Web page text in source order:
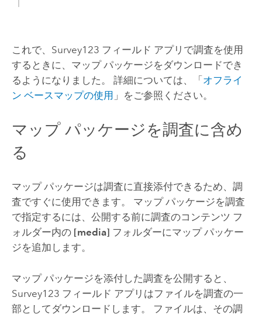
これで、 Survey123 フィールド アプリで調査を使用
するときに、マップ パッケージをダウンロードでき
るようになりました。 詳細については、「オフライ
ン ベースマップの使用 」をご参照ください。
マップ パッケージを調査に含め
る
マップ パッケージは調査に直接添付できるため、調
査ですぐに使用できます。 マップ パッケージを調査
で指定するには、公開する前に調査のコンテンツ フ
ォルダー内の [media] フォルダーにマップ パッケー
ジを追加します。
マップ パッケージを添付した調査を公開すると、
Survey123 フィールド アプリはファイルを調査の一
部としてダウンロードします。 ファイルは、その調